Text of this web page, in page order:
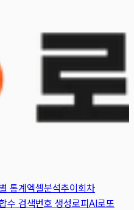
통계엑셀분석추이 회차
수 검색번호 생성로피AI로또